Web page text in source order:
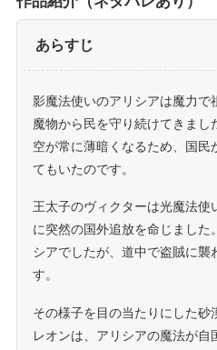
あらすじ
影魔法使いのアリシアは魔力で
魔物から民を守り続けてきまし
空が常に薄暗くなるため、国民
てもいたのです。
王太子のヴィクターは光魔法使
に突然の国外追放を命じました
シアでしたが、道中で盗賊に襲
す。
その様子を目の当たりにした砂
レオンは、アリシアの魔法が